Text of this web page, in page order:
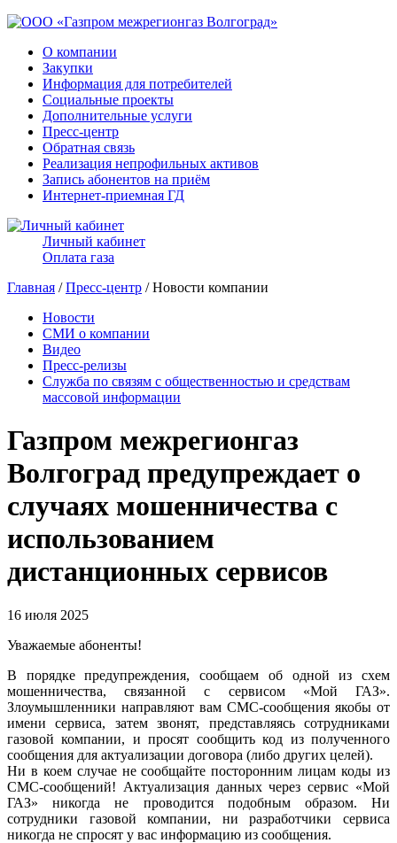
О компании
Закупки
Информация для потребителей
Социальные проекты
Дополнительные услуги
Пресс-центр
Обратная связь
Реализация непрофильных активов
Запись абонентов на приём
Интернет-приемная ГД
Личный кабинет
Оплата газа
Главная /Пресс-центр / Новости компании
Новости
СМИ о компании
Видео
Пресс-релизы
Служба по связям с общественностью и средствам
массовой информации
Газпром межрегионгаз
Волгоград предупреждает о
случаях мошенничества с
использованием
дистанционных сервисов
16 июля 2025
Уважаемые абоненты!
В порядке предупреждения, сообщаем об одной из схем
мошенничества, связанной с сервисом «Мой ГАЗ».
Злоумышленники направляют вам СМС-сообщения якобы от
имени сервиса, затем звонят, представляясь сотрудниками
газовой компании, и просят сообщить код из полученного
сообщения для актуализации договора (либо других целей).
Ни в коем случае не сообщайте посторонним лицам коды из
СМС-сообщений! Актуализация данных через сервис «Мой
ГАЗ» никогда не проводится подобным образом. Ни
сотрудники газовой компании, ни разработчики сервиса
никогда не спросят у вас информацию из сообщения.